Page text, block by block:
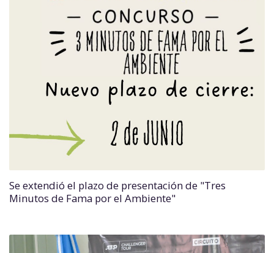
Se extendió el plazo de presentación de "Tres
Minutos de Fama por el Ambiente"